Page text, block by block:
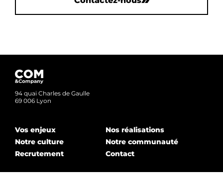
94 quai Charles de Gaulle
69 006 Lyon
Vos enjeux
Notre culture
Recrutement
Nos réalisations
Notre communauté
Contact